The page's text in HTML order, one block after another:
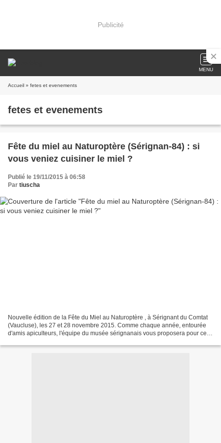
Publicité
MENU
Accueil » fetes et evenements
fetes et evenements
Fête du miel au Naturoptère (Sérignan-84) : si
vous veniez cuisiner le miel ?
Publié le 19/11/2015 à 06:58
Par tiuscha
Nouvelle édition de la Fête du Miel au Naturoptère , à Sérignant du Comtat
(Vaucluse), les 27 et 28 novembre 2015. Comme chaque année, entourée
d'amis apiculteurs, l'équipe du musée sérignanais vous proposera pour cet